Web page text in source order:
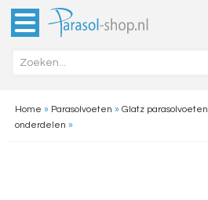
Home » Parasolvoeten » Glatz parasolvoeten
onderdelen »